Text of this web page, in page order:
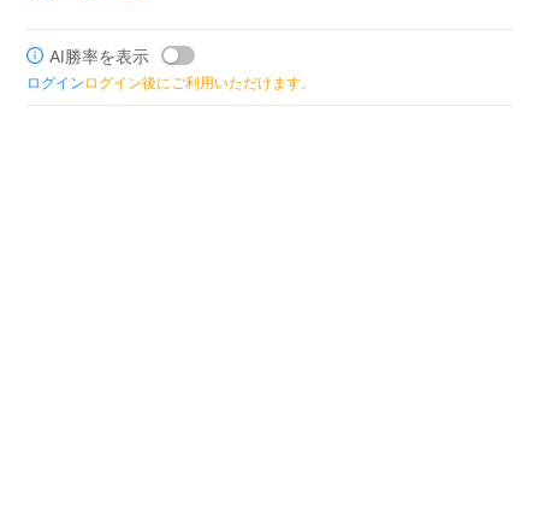
AI勝率を表示
ログイン ログイン後にご利用いただけます。